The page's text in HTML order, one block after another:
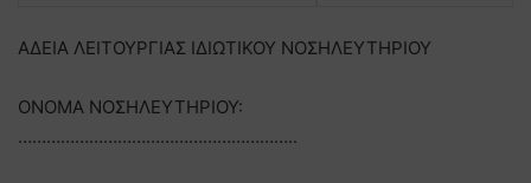
ΑΔΕΙΑ ΛΕΙΤΟΥΡΓΙΑΣ ΙΔΙΩΤΙΚΟΥ ΝΟΣΗΛΕΥΤΗΡΙΟΥ
ΟΝΟΜΑ ΝΟΣΗΛΕΥΤΗΡΙΟΥ:
…………………………………………………..